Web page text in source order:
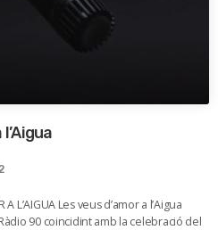
L’AIGUA Les veus d’amor a l’Aigua
90 coincidint amb la celebració del